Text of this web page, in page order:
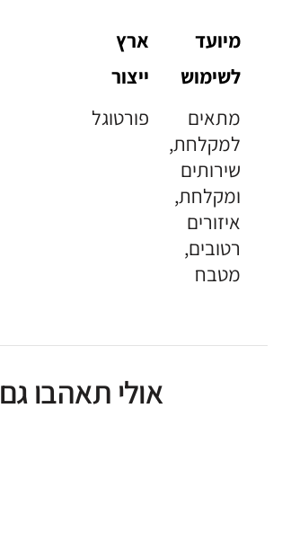
מיועד
לשימוש
מתאים
למקלחת,
שירותים
ומקלחת,
איזורים
רטובים,
מטבח
ארץ
ייצור
פורטוגל
אולי תאהבו גם